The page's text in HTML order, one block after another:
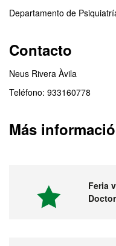
Departamento de
Contacto
Neus Rivera Àvila
Teléfono: 933160778
Más
Feria